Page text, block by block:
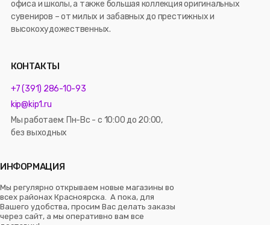
офиса и школы, а также большая коллекция оригинальных
сувениров – от милых и забавных до престижных и
высокохудожественных.
КОНТАКТЫ
+7 (391) 286-10-93
kip@kip1.ru
Мы работаем: Пн-Вс - с 10:00 до 20:00,
без выходных
ИНФОРМАЦИЯ
Мы регулярно открываем новые магазины во
всех районах Красноярска. А пока, для
Вашего удобства, просим Вас делать заказы
через сайт, а мы оперативно вам все